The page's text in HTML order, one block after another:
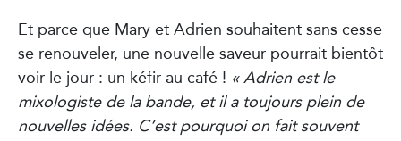
Et parce que Mary et Adrien souhaitent sans cesse
se renouveler, une nouvelle saveur pourrait bientôt
voir le jour : un kéfir au café ! « Adrien est le
mixologiste de la bande, et il a toujours plein de
nouvelles idées. C’est pourquoi on fait souvent